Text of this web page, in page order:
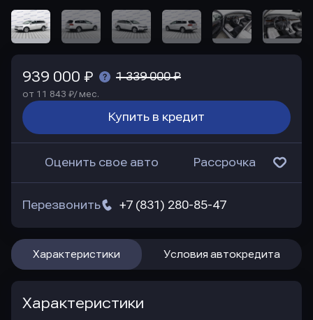
939 000 ₽ 1 339 000 ₽
от 11 843 ₽/ мес.
Купить в кредит
Оценить свое авто Рассрочка
+7 (831) 280-85-47
Перезвонить
Характеристики Условия автокредита
Характеристики